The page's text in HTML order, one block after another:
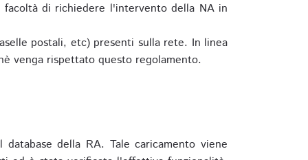
di richiedere l'intervento della NA in
postali, etc) presenti sulla rete. In linea
venga rispettato questo regolamento.
della RA. Tale caricamento viene